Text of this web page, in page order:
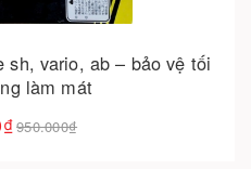
sh, vario, ab – bảo vệ tối
làm mát
950.000₫